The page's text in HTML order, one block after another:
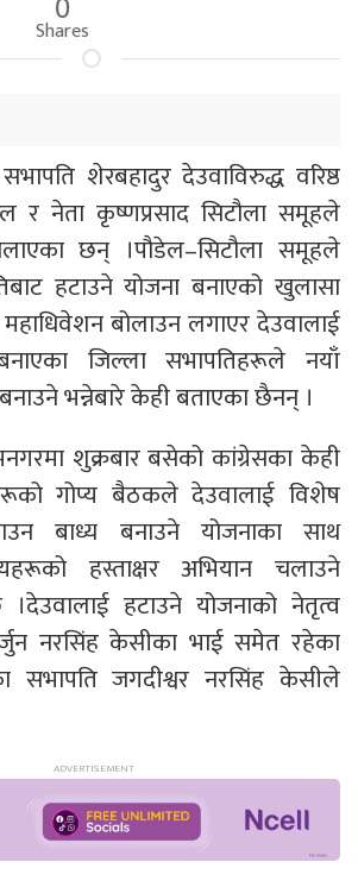
Shares
शेरबहादुर देउवाविरुद्ध वरिष्ठ
र नेता कृष्णप्रसाद सिटौला समूहले
छन् ।पौडेल–सिटौला समूहले
हटाउने योजना बनाएको खुलासा
बोलाउन लगाएर देउवालाई
जिल्ला सभापतिहरूले नयाँ
भन्नेबारे केही बताएका छैनन् ।
शुक्रबार बसेको कांग्रेसका केही
गोप्य बैठकले देउवालाई विशेष
बाध्य बनाउने योजनाका साथ
हस्ताक्षर अभियान चलाउने
हटाउने योजनाको नेतृत्व
नरसिंह केसीका भाई समेत रहेका
सभापति जगदीश्वर नरसिंह केसीले